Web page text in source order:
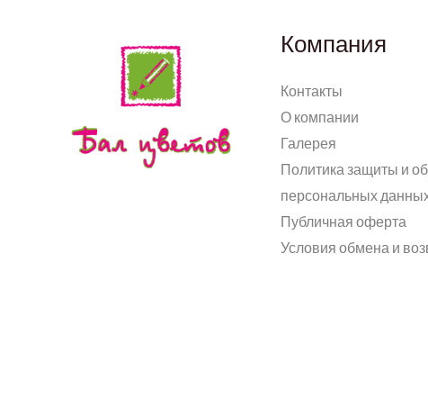
Компания
Контакты
О компании
Галерея
Политика защиты и
персональных
Публичная оферта
Условия обмена и